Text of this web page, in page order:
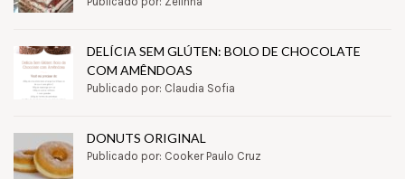
DELÍCIA SEM GLÚTEN: BOLO DE CHOCOLATE
COM AMÊNDOAS
Publicado por: Claudia Sofia
DONUTS ORIGINAL
Publicado por: Cooker Paulo Cruz